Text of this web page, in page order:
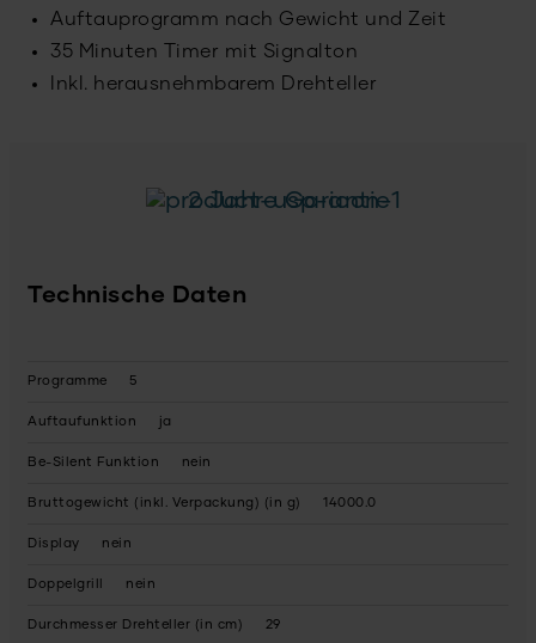
Auftauprogramm nach Gewicht und Zeit
35 Minuten Timer mit Signalton
Inkl. herausnehmbarem Drehteller
2 Jahre Garantie
Technische Daten
Programme 5
Auftaufunktion ja
Be-Silent Funktion nein
Bruttogewicht (inkl. Verpackung) (in g) 14000.0
Display nein
Doppelgrill nein
Durchmesser Drehteller (in cm) 29